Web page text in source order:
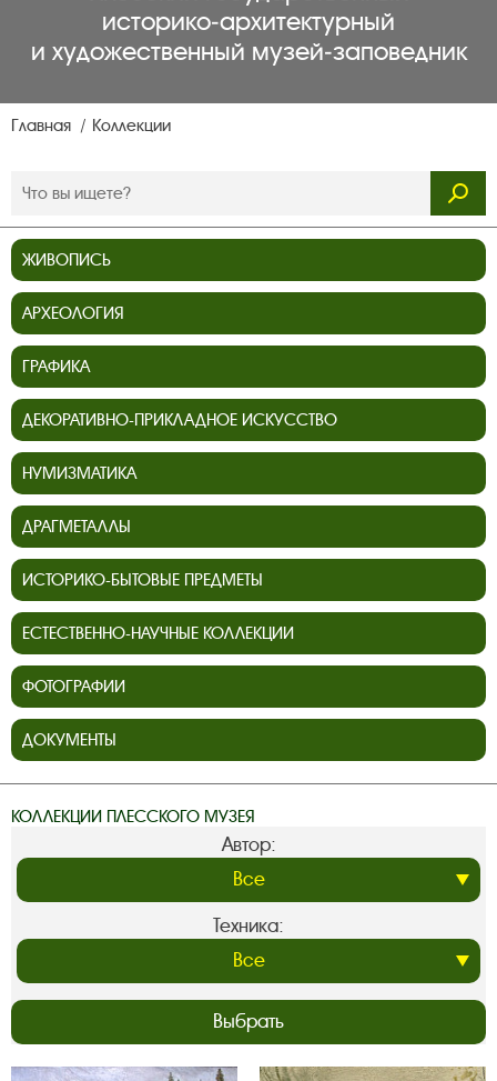
историко‑архитектурный
и художественный музей‑заповедник
Главная Коллекции
ЖИВОПИСЬ
АРХЕОЛОГИЯ
ГРАФИКА
ДЕКОРАТИВНО-ПРИКЛАДНОЕ ИСКУССТВО
НУМИЗМАТИКА
ДРАГМЕТАЛЛЫ
ИСТОРИКО-БЫТОВЫЕ ПРЕДМЕТЫ
ЕСТЕСТВЕННО-НАУЧНЫЕ КОЛЛЕКЦИИ
ФОТОГРАФИИ
ДОКУМЕНТЫ
КОЛЛЕКЦИИ ПЛЕССКОГО МУЗЕЯ
Автор:
Техника:
Выбрать